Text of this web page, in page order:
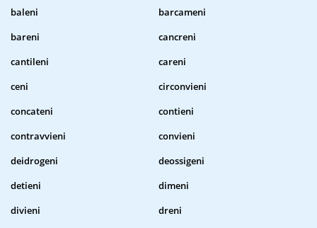
baleni
barcameni
bareni
cancreni
cantileni
careni
ceni
circonvieni
concateni
contieni
contravvieni
convieni
deidrogeni
deossigeni
detieni
dimeni
divieni
dreni